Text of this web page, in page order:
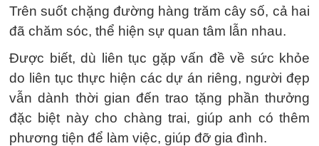
Trên suốt chặng đường hàng trăm cây số, cả hai
đã chăm sóc, thể hiện sự quan tâm lẫn nhau.
Được biết, dù liên tục gặp vấn đề về sức khỏe
do liên tục thực hiện các dự án riêng, người đẹp
vẫn dành thời gian đến trao tặng phần thưởng
đặc biệt này cho chàng trai, giúp anh có thêm
phương tiện để làm việc, giúp đỡ gia đình.